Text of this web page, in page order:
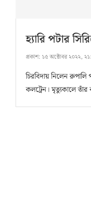
হ্যারি পটার
প্রকাশ: ১৫ অক্টোবর ২০২২,
চিরবিদায় নিলেন রুপালি
কলট্রেন। মৃত্যুকালে